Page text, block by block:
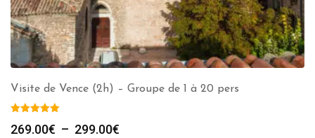
Visite de Vence (2h) – Groupe de 1 à 20 pers
269.00€ – 299.00€